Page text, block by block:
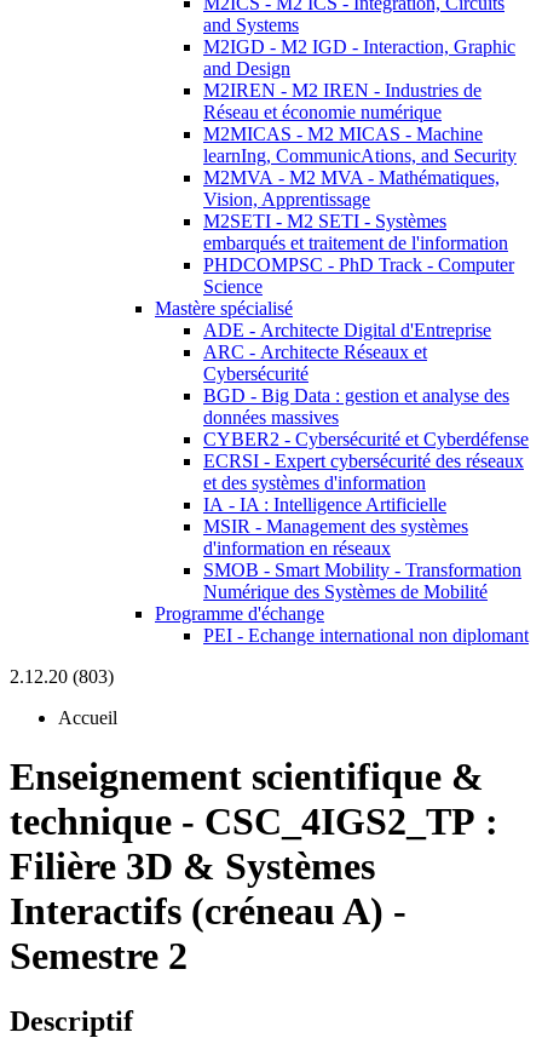
and Systems
M2IGD - M2 IGD - Interaction, Graphic
and Design
M2IREN - M2 IREN - Industries de
Réseau et économie numérique
M2MICAS - M2 MICAS - Machine
learnIng, CommunicAtions, and Security
M2MVA - M2 MVA - Mathématiques,
Vision, Apprentissage
M2SETI - M2 SETI - Systèmes
embarqués et traitement de l'information
PHDCOMPSC - PhD Track - Computer
Science
Mastère spécialisé
ADE - Architecte Digital d'Entreprise
ARC - Architecte Réseaux et
Cybersécurité
BGD - Big Data : gestion et analyse des
données massives
CYBER2 - Cybersécurité et Cyberdéfense
ECRSI - Expert cybersécurité des réseaux
et des systèmes d'information
IA - IA : Intelligence Artificielle
MSIR - Management des systèmes
d'information en réseaux
SMOB - Smart Mobility - Transformation
Numérique des Systèmes de Mobilité
Programme d'échange
PEI - Echange international non diplomant
2.12.20 (803)
Accueil
Enseignement scientifique &
technique - CSC_4IGS2_TP :
Filière 3D & Systèmes
Interactifs (créneau A) -
Semestre 2
Descriptif